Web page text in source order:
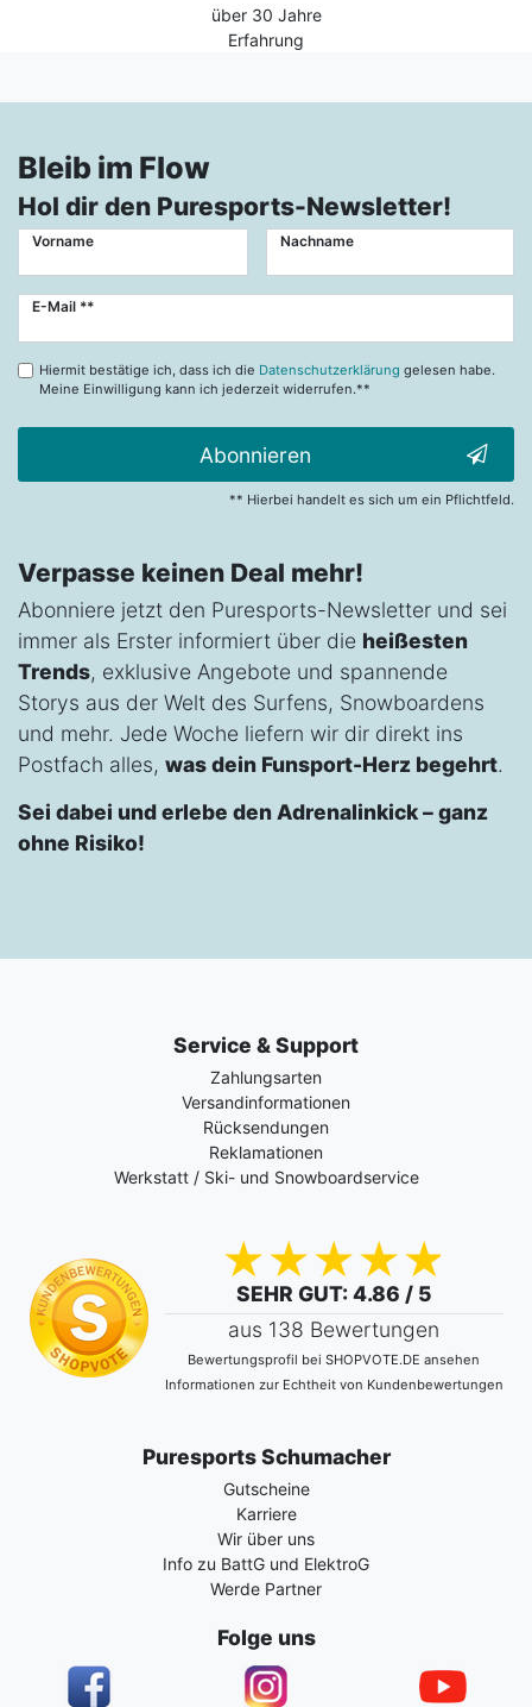
über 30 Jahre
Erfahrung
Bleib im Flow
Hol dir den Puresports-Newsletter!
Vorname Nachname
E-Mail **
Newsletter
Hiermit bestätige ich, dass ich die Datenschutzerklärung gelesen habe.
Meine Einwilligung kann ich jederzeit widerrufen.**
Abonnieren
** Hierbei handelt es sich um ein Pflichtfeld.
Verpasse keinen Deal mehr!
Abonniere jetzt den Puresports-Newsletter und sei
immer als Erster informiert über die heißesten
Trends, exklusive Angebote und spannende
Storys aus der Welt des Surfens, Snowboardens
und mehr. Jede Woche liefern wir dir direkt ins
Postfach alles, was dein Funsport-Herz begehrt.
Sei dabei und erlebe den Adrenalinkick – ganz
ohne Risiko!
Service & Support
Zahlungsarten
Versandinformationen
Rücksendungen
Reklamationen
Werkstatt / Ski- und Snowboardservice
SEHR GUT: 4.86 / 5
aus 138 Bewertungen
Bewertungsprofil bei SHOPVOTE.DE ansehen
Informationen zur Echtheit von Kundenbewertungen
Puresports Schumacher
Gutscheine
Karriere
Wir über uns
Info zu BattG und ElektroG
Werde Partner
Folge uns